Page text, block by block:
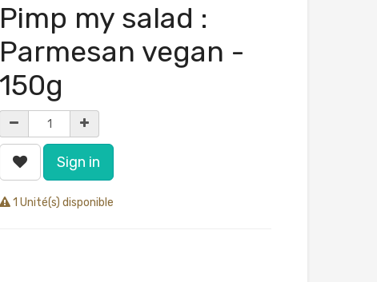
Pimp my salad :
Parmesan vegan -
150g
Sign in
1 Unité(s) disponible